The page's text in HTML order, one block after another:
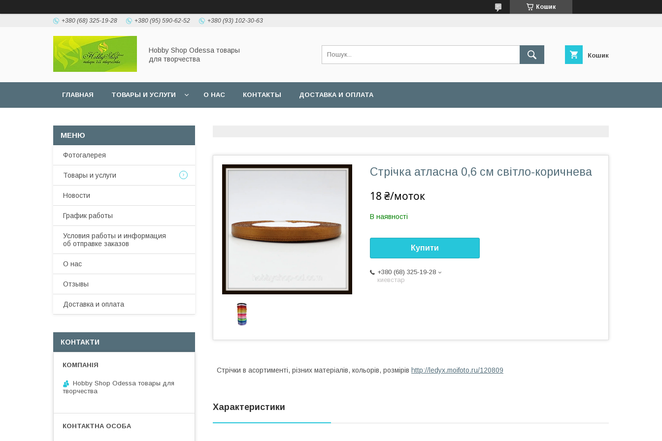
Кошик
+380 (68) 325-19-28 +380 (95) 590-62-52 +380 (93) 102-30-63
Hobbу Shop Odessa товары
для творчества
Кошик
ГЛАВНАЯ ТОВАРЫ И УСЛУГИ О НАС КОНТАКТЫ ДОСТАВКА И ОПЛАТА
Стрічка атласна 0,6 см світло-коричнева
18 ₴/моток
В наявності
Купити
+380 (68) 325-19-28
киевстар
Стрічки в асортименті, різних матеріалів, кольорів, розмірів http://ledyx.moifoto.ru/120809
Характеристики
Фотогалерея
Товары и услуги
Новости
График работы
Условия работы и информация
об отправке заказов
О нас
Отзывы
Доставка и оплата
КОНТАКТИ
Hobby Shop Odessa товары для
творчества